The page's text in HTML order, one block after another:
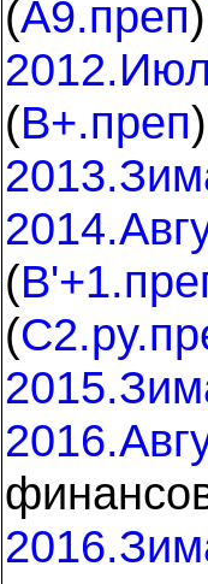
(A9.преп
(B+.преп
(
(